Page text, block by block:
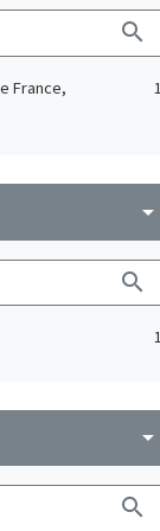
search
France,
1
arrow_drop_down
search
1
arrow_drop_down
search